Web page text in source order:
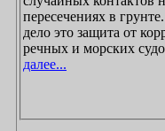
пересечениях в
дело это защита от коррозии
речных и морских
далее...